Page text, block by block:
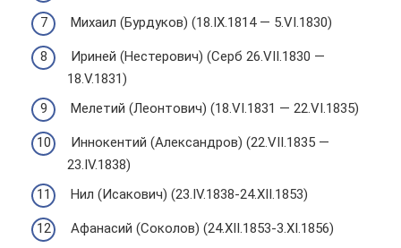
Михаил (Бурдуков) (18.IX.1814 — 5.VI.1830)
Ириней (Нестерович) (Серб 26.VII.1830 —
18.V.1831)
Мелетий (Леонтович) (18.VI.1831 — 22.VI.1835)
Иннокентий (Александров) (22.VII.1835 —
23.IV.1838)
Нил (Исакович) (23.IV.1838-24.XII.1853)
Афанасий (Соколов) (24.XII.1853-3.XI.1856)